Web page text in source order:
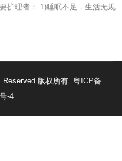
护理者： 1)睡眠不足，生活无规
版权所有 粤ICP备
-4